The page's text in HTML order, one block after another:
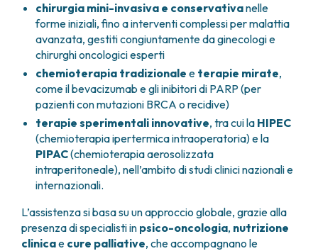
chirurgia mini-invasiva e conservativanelle
forme iniziali, fino a interventi complessi per malattia
avanzata, gestiti congiuntamente da ginecologi e
chirurghi oncologici esperti
chemioterapia tradizionale e terapie mirate,
come il bevacizumab e gli inibitori di PARP (per
pazienti con mutazioni BRCA o recidive)
terapie sperimentali innovative, tra cui la HIPEC
(chemioterapia ipertermica intraoperatoria) e la
PIPAC(chemioterapia aerosolizzata
intraperitoneale), nell’ambito di studi clinici nazionali e
internazionali.
L’assistenza si basa su un approccio globale, grazie alla
presenza di specialisti in psico-oncologia, nutrizione
clinicae cure palliative, che accompagnano le